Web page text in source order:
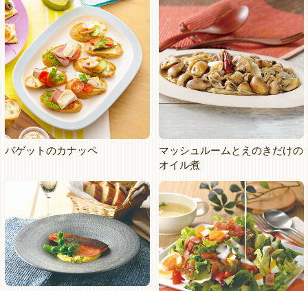
バゲットのカナッペ
マッシュルームとえのきだけの
オイル煮